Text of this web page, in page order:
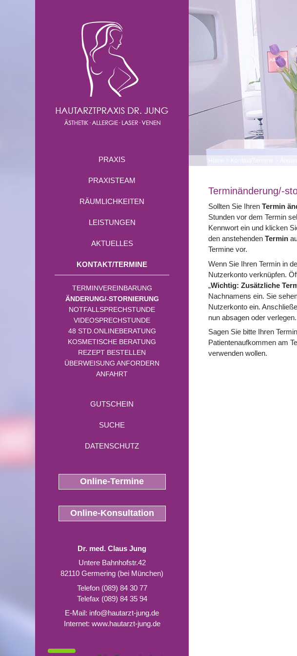
PRAXIS
PRAXISTEAM
RÄUMLICHKEITEN
LEISTUNGEN
AKTUELLES
KONTAKT/TERMINE
TERMINVEREINBARUNG
ÄNDERUNG/-STORNIERUNG
NOTFALLSPRECHSTUNDE
VIDEOSPRECHSTUNDE
48 STD.ONLINEBERATUNG
KOSMETISCHE BERATUNG
REZEPT BESTELLEN
ÜBERWEISUNG ANFORDERN
ANFAHRT
GUTSCHEIN
SUCHE
DATENSCHUTZ
Online-Termine
Online-Konsultation
Dr. med. Claus Jung
Untere Bahnhofstr.42
82110 Germering (bei München)
Telefon (089) 84 30 77
Telefax (089) 84 35 94
E-Mail: info@hautarzt-jung.de
Internet: www.hautarzt-jung.de
Terminänderung/-
Sollten Sie Ihren Termin
Stunden vor dem Termin
Kennwort ein und klicken
den anstehenden Termin
Termine vor.
Wenn Sie Ihren Termin in
Nutzerkonto verknüpfen.
„Wichtig: Zusätzliche
Nachnamens ein. Sie
Nutzerkonto ein.
nun absagen oder verlegen.
Sagen Sie bitte Ihren
Patientenaufkommen am
verwenden wollen.